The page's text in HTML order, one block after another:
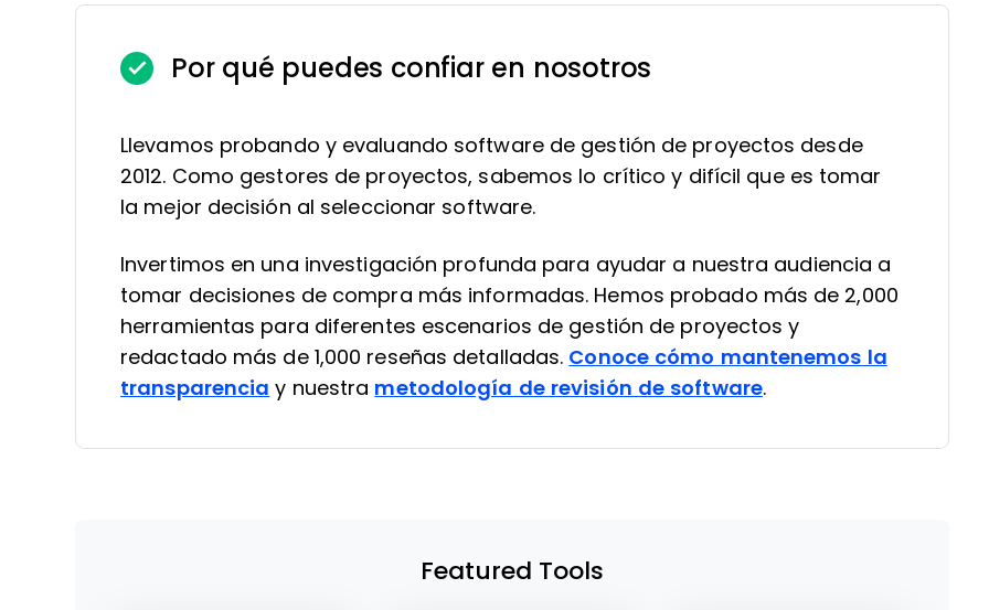
Por qué puedes confiar en nosotros
Llevamos probando y evaluando software de gestión de proyectos desde
2012. Como gestores de proyectos, sabemos lo crítico y difícil que es tomar
la mejor decisión al seleccionar software.
Invertimos en una investigación profunda para ayudar a nuestra audiencia a
tomar decisiones de compra más informadas. Hemos probado más de 2,000
herramientas para diferentes escenarios de gestión de proyectos y
redactado más de 1,000 reseñas detalladas. Conoce cómo mantenemos la
transparencia y nuestra metodología de revisión de software.
Featured Tools